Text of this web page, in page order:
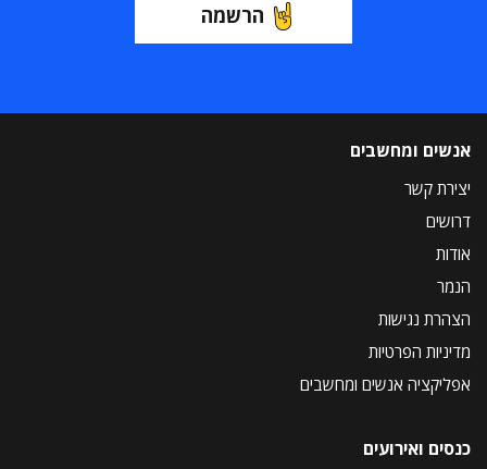
הרשמה
אנשים ומחשבים
יצירת קשר
דרושים
אודות
הנמר
הצהרת נגישות
מדיניות הפרטיות
אפליקציה אנשים ומחשבים
כנסים ואירועים